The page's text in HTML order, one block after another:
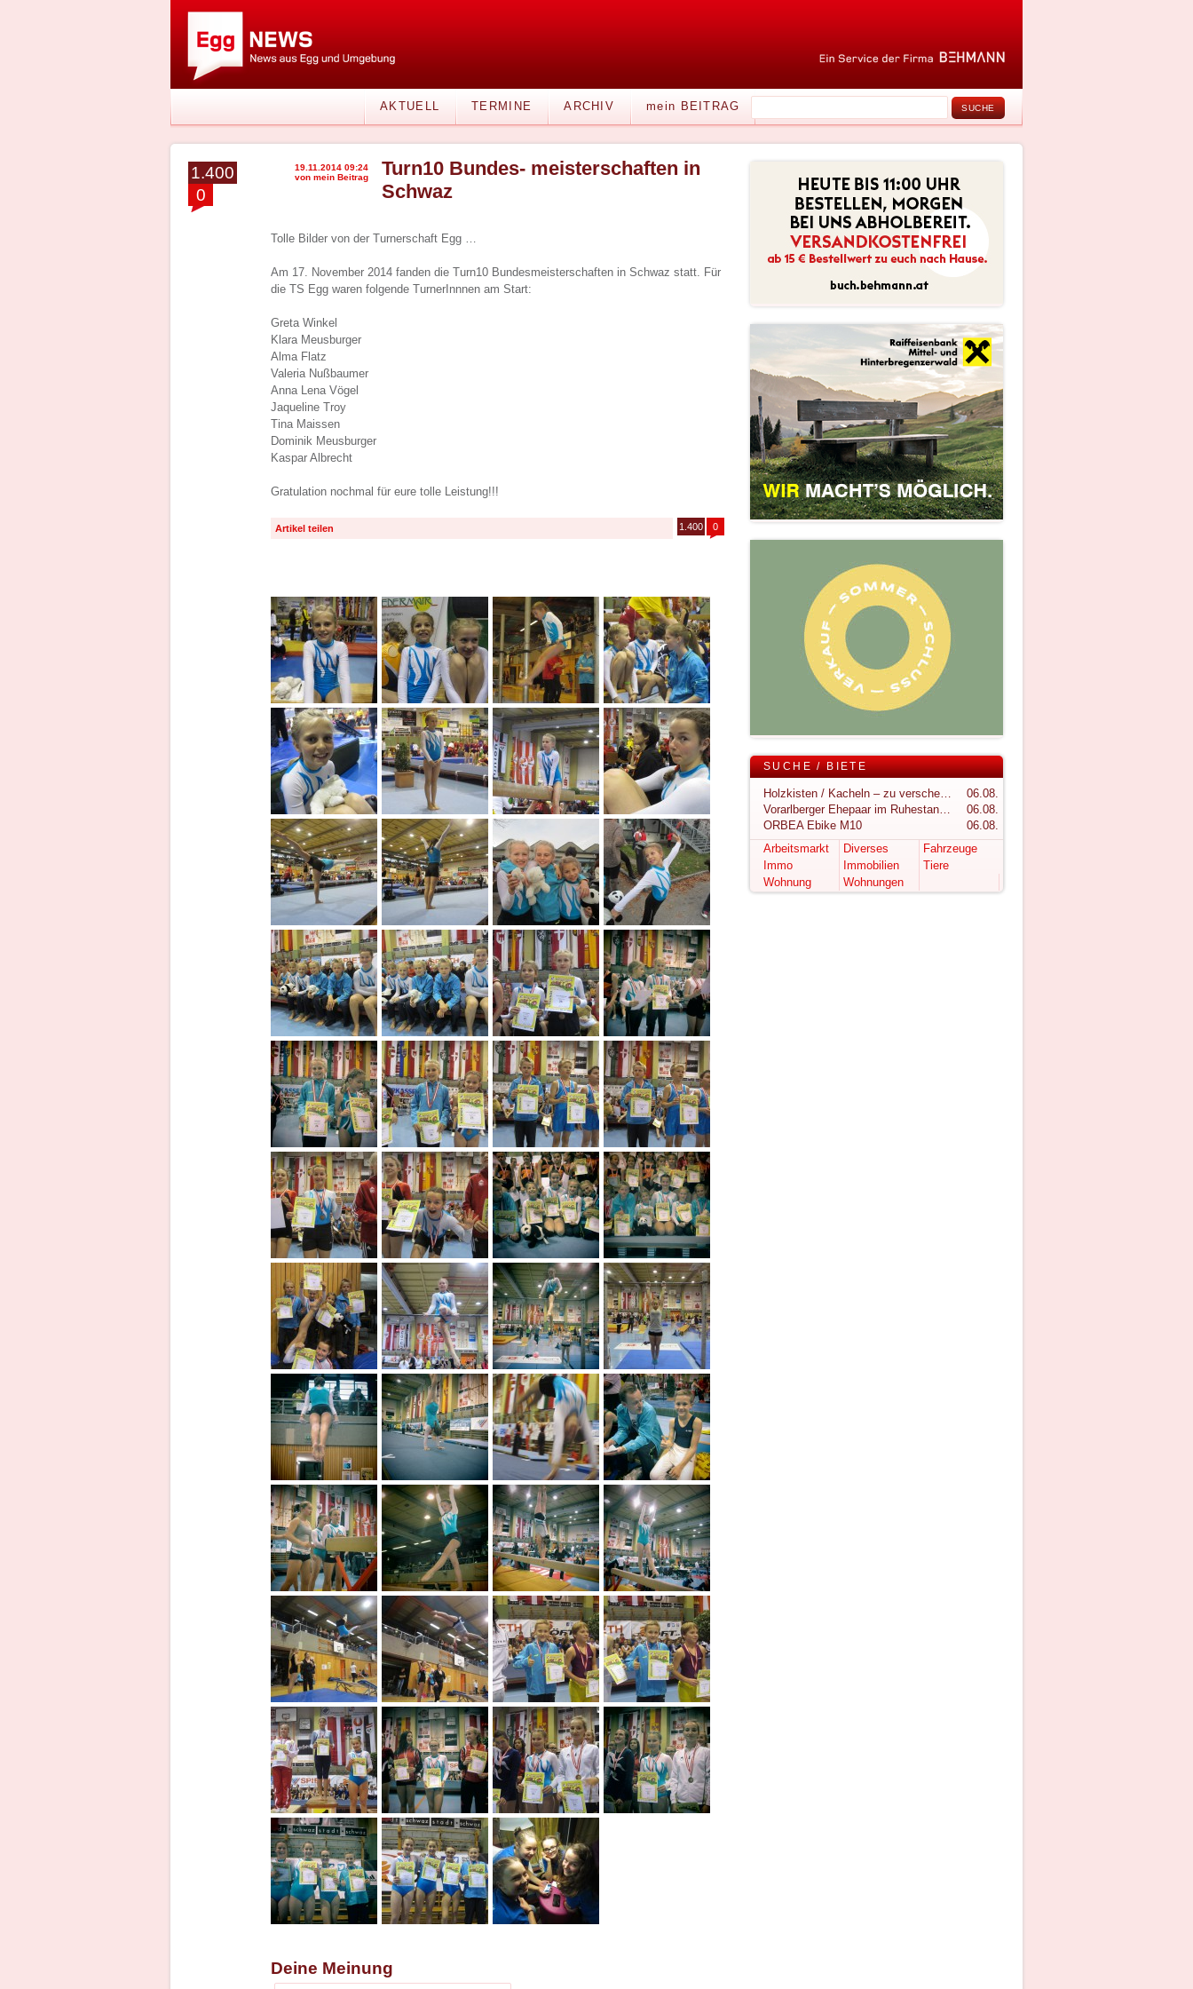
AKTUELL TERMINE ARCHIV mein BEITRAG
1.400
0
19.11.2014 09:24
von mein Beitrag
Turn10 Bundes- meisterschaften in
Schwaz
Tolle Bilder von der Turnerschaft Egg …
Am 17. November 2014 fanden die Turn10 Bundesmeisterschaften in Schwaz statt. Für
die TS Egg waren folgende TurnerInnnen am Start:
Greta Winkel
Klara Meusburger
Alma Flatz
Valeria Nußbaumer
Anna Lena Vögel
Jaqueline Troy
Tina Maissen
Dominik Meusburger
Kaspar Albrecht
Gratulation nochmal für eure tolle Leistung!!!
Artikel teilen 1.400 0
Deine Meinung
SUCHE / BIETE
Holzkisten / Kacheln – zu verschenken
06.08.
Vorarlberger Ehepaar im Ruhestand sucht ruhigen Rückzugsort im Bregenzerwald
06.08.
ORBEA Ebike M10
06.08.
Arbeitsmarkt
Diverses
Fahrzeuge
Immo
Immobilien
Tiere
Wohnung
Wohnungen